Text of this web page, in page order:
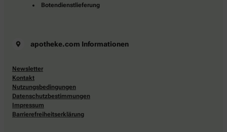
Botendienstlieferung
apotheke.com Informationen
Newsletter
Kontakt
Nutzungsbedingungen
Datenschutzbestimmungen
Impressum
Barrierefreiheitserklärung